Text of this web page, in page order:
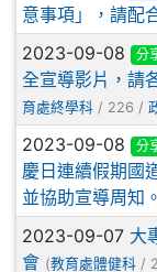
意事項」，請配
2023-09-08 分
全宣導影片，請
育處終學科 / 226 /
2023-09-08 分
慶日連續假期國
並協助宣導周知。
2023-09-07 大
會 (教育處體健科 /